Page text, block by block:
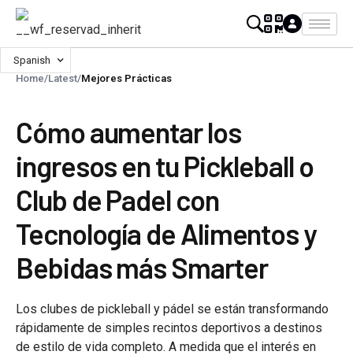
Spanish
Home/Latest/Mejores Prácticas
Cómo aumentar los
ingresos en tu Pickleball o
Club de Padel con
Tecnología de Alimentos y
Bebidas más Smarter
Los clubes de pickleball y pádel se están transformando
rápidamente de simples recintos deportivos a destinos
de estilo de vida completo. A medida que el interés en